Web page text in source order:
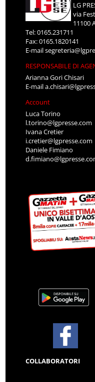
LG
via
11100
Tel: 0165.231711
Fax: 0165.1820141
E-mail
RESPONSABILE DI
Arianna Gori Chisari
E-mail
Account
Luca Torino
l.torino@lgpresse.com
Ivana Cretier
i.cretier@lgpresse.com
Daniele Fimiano
COLLABORATORI